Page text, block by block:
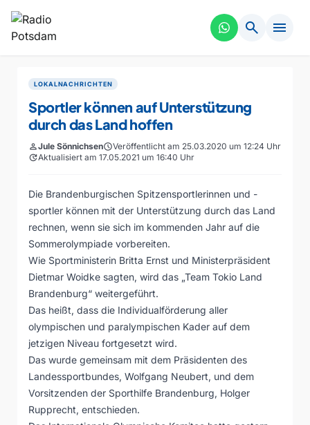
search menu
LOKALNACHRICHTEN
Sportler können auf Unterstützung
durch das Land hoffen
personJule SönnichsenscheduleVeröffentlicht am 25.03.2020 um 12:24 Uhr
updateAktualisiert am 17.05.2021 um 16:40 Uhr
Die Brandenburgischen Spitzensportlerinnen und -
sportler können mit der Unterstützung durch das Land
rechnen, wenn sie sich im kommenden Jahr auf die
Sommerolympiade vorbereiten.
Wie Sportministerin Britta Ernst und Ministerpräsident
Dietmar Woidke sagten, wird das „Team Tokio Land
Brandenburg“ weitergeführt.
Das heißt, dass die Individualförderung aller
olympischen und paralympischen Kader auf dem
jetzigen Niveau fortgesetzt wird.
Das wurde gemeinsam mit dem Präsidenten des
Landessportbundes, Wolfgang Neubert, und dem
Vorsitzenden der Sporthilfe Brandenburg, Holger
Rupprecht, entschieden.